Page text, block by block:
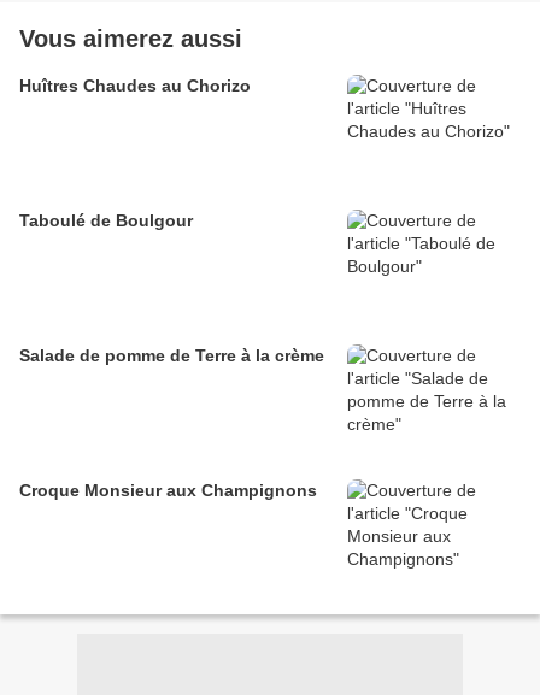
Vous aimerez aussi
Huîtres Chaudes au Chorizo
Taboulé de Boulgour
Salade de pomme de Terre à la crème
Croque Monsieur aux Champignons